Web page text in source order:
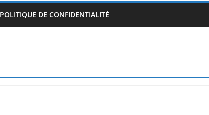
POLITIQUE DE CONFIDENTIALITÉ